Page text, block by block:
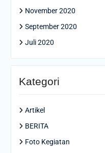
November 2020
September 2020
Juli 2020
Kategori
Artikel
BERITA
Foto Kegiatan